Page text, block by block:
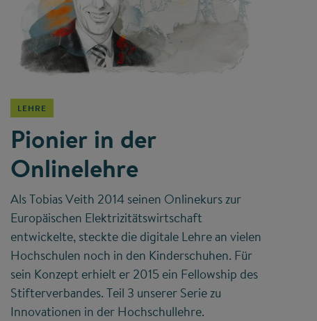
©
LEHRE
Pionier in der
Onlinelehre
Als Tobias Veith 2014 seinen Onlinekurs zur
Europäischen Elektrizitätswirtschaft
entwickelte, steckte die digitale Lehre an vielen
Hochschulen noch in den Kinderschuhen. Für
sein Konzept erhielt er 2015 ein Fellowship des
Stifterverbandes. Teil 3 unserer Serie zu
Innovationen in der Hochschullehre.